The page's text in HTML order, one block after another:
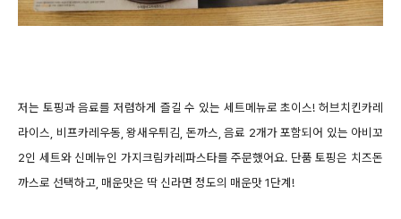
저는 토핑과 음료를 저렴하게 즐길 수 있는 세트메뉴로 초이스! 허브치킨카레
라이스, 비프카레우동, 왕새우튀김, 돈까스, 음료 2개가 포함되어 있는 아비꼬
2인 세트와 신메뉴인 가지크림카레파스타를 주문했어요. 단품 토핑은 치즈돈
까스로 선택하고, 매운맛은 딱 신라면 정도의 매운맛 1단계!